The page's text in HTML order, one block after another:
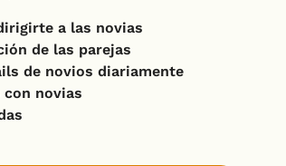
a las novias
de las parejas
de novios diariamente
con novias